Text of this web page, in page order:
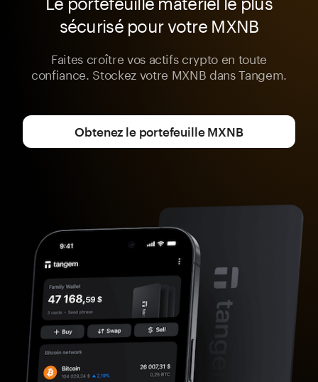
sécurisé pour votre MXNB
Faites croître vos actifs crypto en toute
confiance. Stockez votre MXNB dans Tangem.
Obtenez le portefeuille MXNB